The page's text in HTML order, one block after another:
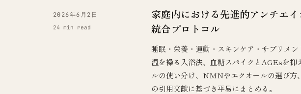
2026年6月2日
24 min read
家庭内における先進的アンチエ
統合プロトコル
睡眠・栄養・運動・スキンケア・サプリメ
温を操る入浴法、血糖スパイクとAGEsを
ルの使い分け、NMNやエクオールの選び方
の引用文献に基づき平易にまとめる。